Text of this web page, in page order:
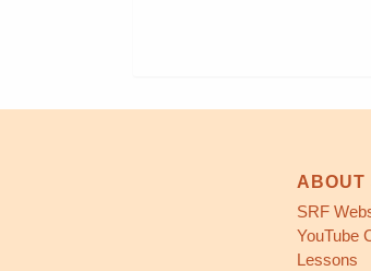
ABOUT
SRF
YouTube
Lessons